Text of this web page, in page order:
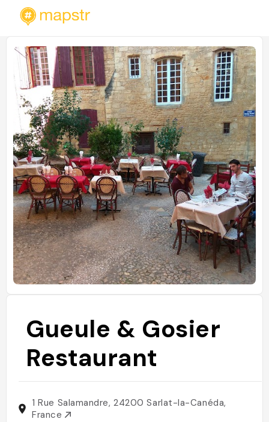
Gueule & Gosier
Restaurant
1 Rue Salamandre, 24200 Sarlat-la-Canéda,
France